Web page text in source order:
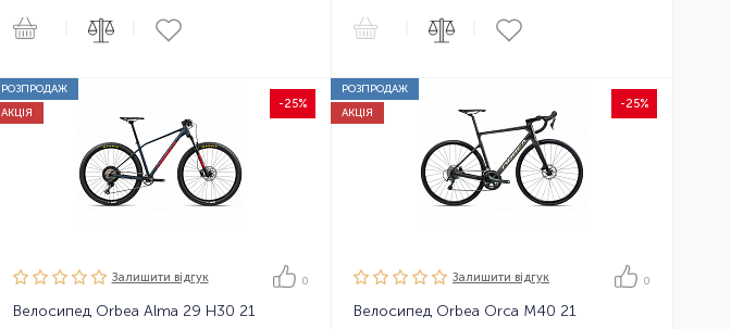
РОЗПРОДАЖ
-25%
АКЦІЯ
Залишити вiдгук 0
Велосипед Orbea Alma 29 H30 21
РОЗПРОДАЖ
-25%
АКЦІЯ
Залишити вiдгук 0
Велосипед Orbea Orca M40 21